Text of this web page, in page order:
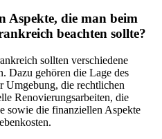
Aspekte, die man beim
beachten sollte?
sollten verschiedene
Dazu gehören die Lage des
Umgebung, die rechtlichen
Renovierungsarbeiten, die
sowie die finanziellen Aspekte